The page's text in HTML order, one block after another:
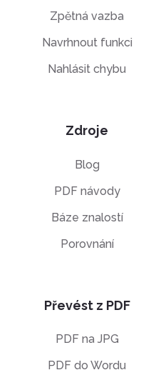
Zpětná vazba
Navrhnout funkci
Nahlásit chybu
Zdroje
Blog
PDF návody
Báze znalostí
Porovnání
Převést z PDF
PDF na JPG
PDF do Wordu